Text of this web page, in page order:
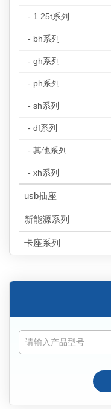
- 1.25t系列
- bh系列
- gh系列
- ph系列
- sh系列
- df系列
- 其他系列
- xh系列
usb插座
新能源系列
卡座系列